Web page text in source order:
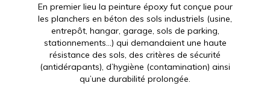
En premier lieu la peinture époxy fut conçue pour
les planchers en béton des sols industriels (usine,
entrepôt, hangar, garage, sols de parking,
stationnements…) qui demandaient une haute
résistance des sols, des critères de sécurité
(antidérapants), d’hygiène (contamination) ainsi
qu’une durabilité prolongée.